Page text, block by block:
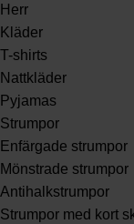
Herr
Kläder
T-shirts
Nattkläder
Pyjamas
Strumpor
Enfärgade strumpor
Mönstrade strumpor
Antihalkstrumpor
Strumpor med kort